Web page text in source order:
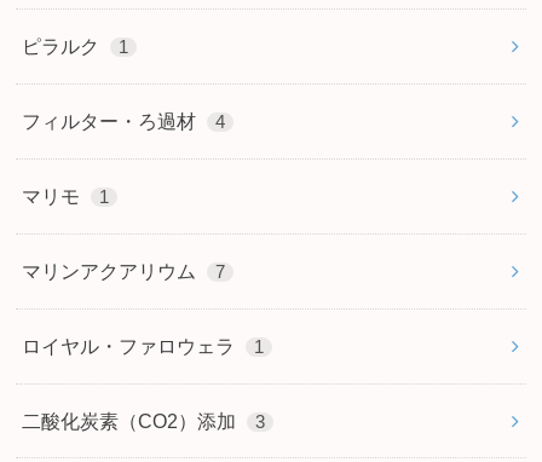
ピラルク 1
フィルター・ろ過材 4
マリモ 1
マリンアクアリウム 7
ロイヤル・ファロウェラ 1
二酸化炭素（CO2）添加 3